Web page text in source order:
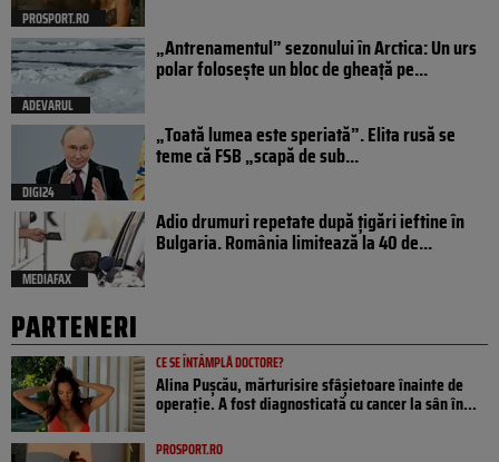
PROSPORT.RO
ADEVARUL
„Antrenamentul” sezonului în Arctica: Un urs
polar folosește un bloc de gheață pe...
DIGI24
„Toată lumea este speriată”. Elita rusă se
teme că FSB „scapă de sub...
MEDIAFAX
Adio drumuri repetate după țigări ieftine în
Bulgaria. România limitează la 40 de...
PARTENERI
CE SE ÎNTÂMPLĂ DOCTORE?
Alina Pușcău, mărturisire sfâșietoare înainte de
operație. A fost diagnosticată cu cancer la sân în...
PROSPORT.RO